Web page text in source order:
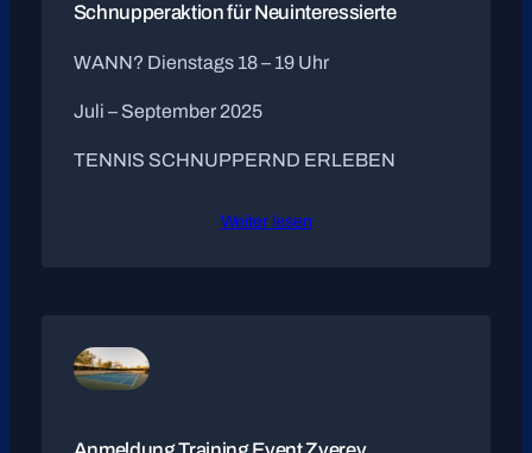
Schnupperaktion für Neuinteressierte
WANN? Dienstags 18 – 19 Uhr
Juli – September 2025
TENNIS SCHNUPPERND ERLEBEN
Weiter lesen